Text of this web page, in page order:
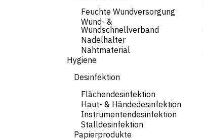
Feuchte Wundversorgung
Wund- &
Wundschnellverband
Nadelhalter
Nahtmaterial
Hygiene
Desinfektion
Flächendesinfektion
Haut- & Händedesinfektion
Instrumentendesinfektion
Stalldesinfektion
Papierprodukte